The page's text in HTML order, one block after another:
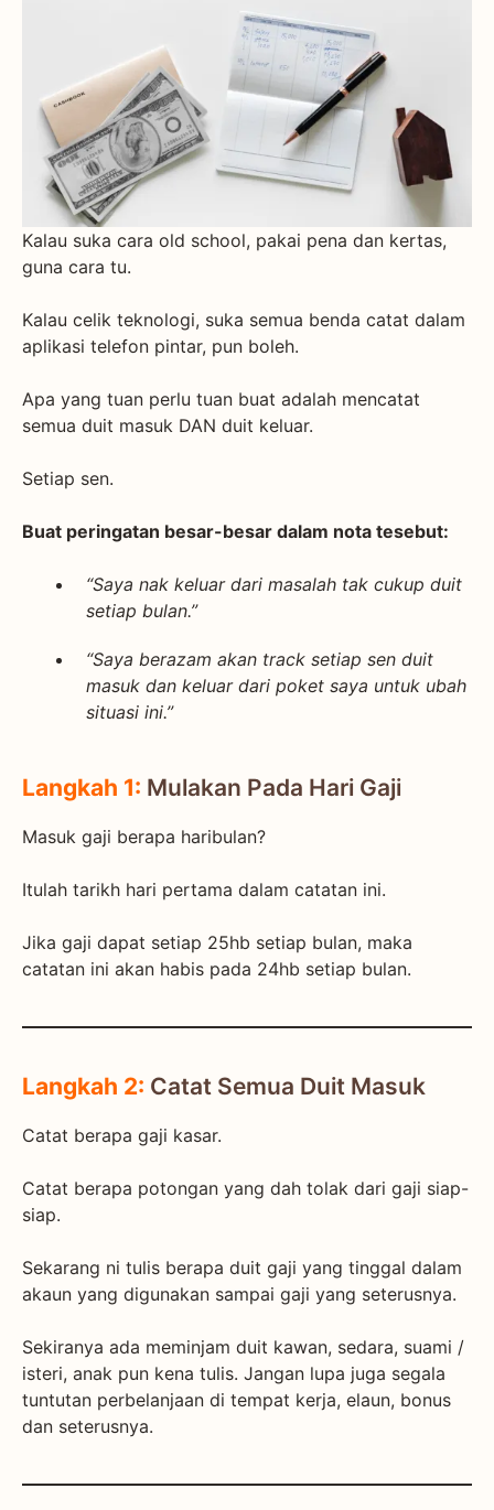
Kalau suka cara old school, pakai pena dan kertas,
guna cara tu.
Kalau celik teknologi, suka semua benda catat dalam
aplikasi telefon pintar, pun boleh.
Apa yang tuan perlu tuan buat adalah mencatat
semua duit masuk DAN duit keluar.
Setiap sen.
Buat peringatan besar-besar dalam nota tesebut:
“Saya nak keluar dari masalah tak cukup duit
setiap bulan.”
“Saya berazam akan track setiap sen duit
masuk dan keluar dari poket saya untuk ubah
situasi ini.”
Langkah 1: Mulakan Pada Hari Gaji
Masuk gaji berapa haribulan?
Itulah tarikh hari pertama dalam catatan ini.
Jika gaji dapat setiap 25hb setiap bulan, maka
catatan ini akan habis pada 24hb setiap bulan.
Langkah 2: Catat Semua Duit Masuk
Catat berapa gaji kasar.
Catat berapa potongan yang dah tolak dari gaji siap-
siap.
Sekarang ni tulis berapa duit gaji yang tinggal dalam
akaun yang digunakan sampai gaji yang seterusnya.
Sekiranya ada meminjam duit kawan, sedara, suami /
isteri, anak pun kena tulis. Jangan lupa juga segala
tuntutan perbelanjaan di tempat kerja, elaun, bonus
dan seterusnya.